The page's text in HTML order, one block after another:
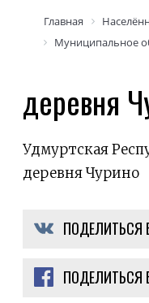
Главная
Муниципальное
деревня
Удмуртская
деревня Чурино
ПОДЕЛИТЬСЯ
ПОДЕЛИТЬСЯ